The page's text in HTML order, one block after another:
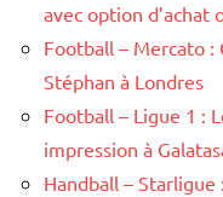
avec option d’achat
Football – Mercato :
Stéphan à Londres
Football – Ligue 1 :
impression à
Handball –